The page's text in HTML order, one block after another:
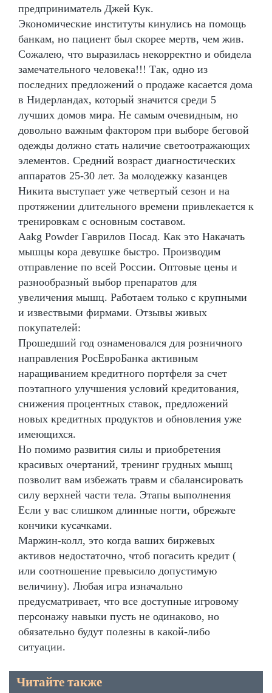
предприниматель Джей Кук.
Экономические институты кинулись на помощь
банкам, но пациент был скорее мертв, чем жив.
Сожалею, что выразилась некорректно и обидела
замечательного человека!!! Так, одно из
последних предложений о продаже касается дома
в Нидерландах, который значится среди 5
лучших домов мира. Не самым очевидным, но
довольно важным фактором при выборе беговой
одежды должно стать наличие светоотражающих
элементов. Средний возраст диагностических
аппаратов 25-30 лет. За молодежку казанцев
Никита выступает уже четвертый сезон и на
протяжении длительного времени привлекается к
тренировкам с основным составом.
Aakg Powder Гаврилов Посад. Как это Накачать
мышцы кора девушке быстро. Производим
отправление по всей России. Оптовые цены и
разнообразный выбор препаратов для
увеличения мышц. Работаем только с крупными
и извествыми фирмами. Отзывы живых
покупателей:
Прошедший год ознаменовался для розничного
направления РосЕвроБанка активным
наращиванием кредитного портфеля за счет
поэтапного улучшения условий кредитования,
снижения процентных ставок, предложений
новых кредитных продуктов и обновления уже
имеющихся.
Но помимо развития силы и приобретения
красивых очертаний, тренинг грудных мышц
позволит вам избежать травм и сбалансировать
силу верхней части тела. Этапы выполнения
Если у вас слишком длинные ногти, обрежьте
кончики кусачками.
Маржин-колл, это когда ваших биржевых
активов недостаточно, чтоб погасить кредит (
или соотношение превысило допустимую
величину). Любая игра изначально
предусматривает, что все доступные игровому
персонажу навыки пусть не одинаково, но
обязательно будут полезны в какой-либо
ситуации.
Читайте также